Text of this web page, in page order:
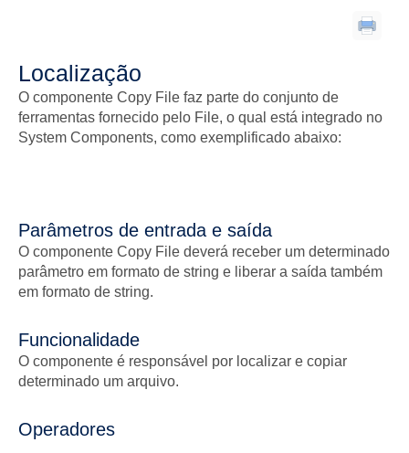
Localização
O componente Copy File faz parte do conjunto de
ferramentas fornecido pelo File, o qual está integrado no
System Components, como exemplificado abaixo:
Parâmetros de entrada e saída
O componente Copy File deverá receber um determinado
parâmetro em formato de string e liberar a saída também
em formato de string.
Funcionalidade
O componente é responsável por localizar e copiar
determinado um arquivo.
Operadores